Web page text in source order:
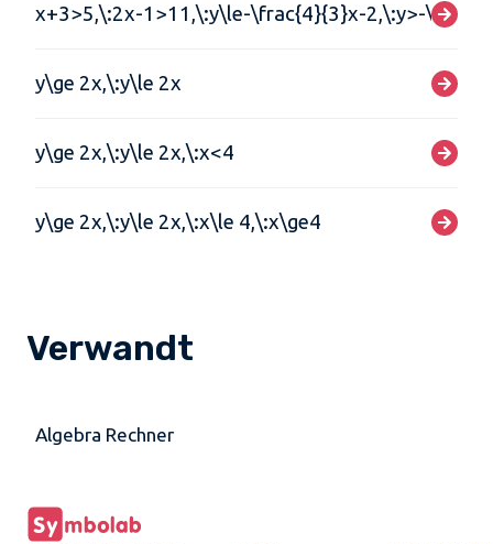
x+3>5,\:2x-1>11,\:y\le-\frac{4}{3}x-2,\:y>-
y\ge 2x,\:y\le 2x
y\ge 2x,\:y\le 2x,\:x<4
y\ge 2x,\:y\le 2x,\:x\le 4,\:x\ge4
Verwandt
Algebra Rechner